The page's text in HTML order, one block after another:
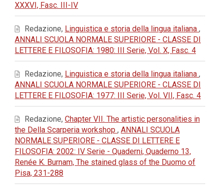
XXXVI, Fasc. III-IV
Redazione, Linguistica e storia della lingua italiana ,
ANNALI SCUOLA NORMALE SUPERIORE - CLASSE DI
LETTERE E FILOSOFIA: 1980: III Serie, Vol. X, Fasc. 4
Redazione, Linguistica e storia della lingua italiana ,
ANNALI SCUOLA NORMALE SUPERIORE - CLASSE DI
LETTERE E FILOSOFIA: 1977: III Serie, Vol. VII, Fasc. 4
Redazione, Chapter VII. The artistic personalities in
the Della Scarperia workshop , ANNALI SCUOLA
NORMALE SUPERIORE - CLASSE DI LETTERE E
FILOSOFIA: 2002: IV Serie - Quaderni, Quaderno 13,
Renée K. Burnam, The stained glass of the Duomo of
Pisa, 231-288